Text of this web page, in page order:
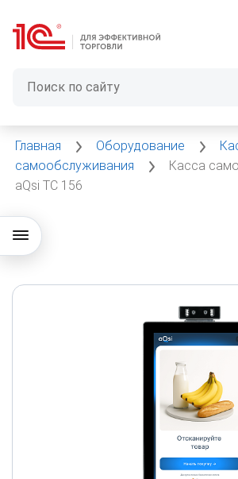
Главная Оборудование
самообслуживания
Касса
aQsi ТС 156